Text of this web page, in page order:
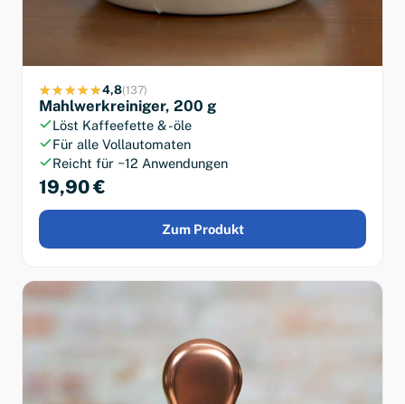
4,8(137)
Mahlwerkreiniger, 200 g
Löst Kaffeefette & -öle
Für alle Vollautomaten
Reicht für ~12 Anwendungen
19,90 €
Zum Produkt